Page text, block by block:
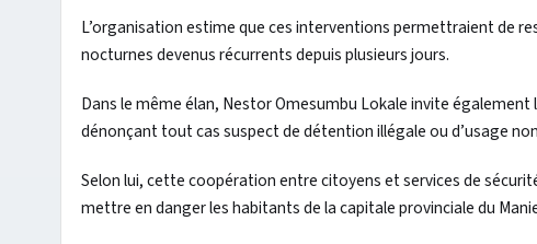
L’organisation estime que ces interventions permettraient de
nocturnes devenus récurrents depuis plusieurs jours.
Dans le même élan, Nestor Omesumbu Lokale invite
dénonçant tout cas suspect de détention illégale ou d’usage
Selon lui, cette coopération entre citoyens et services de
mettre en danger les habitants de la capitale provinciale du